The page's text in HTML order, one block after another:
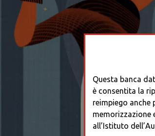
Questa banca
è consentita la
reimpiego
memorizzazione
all’Istituto